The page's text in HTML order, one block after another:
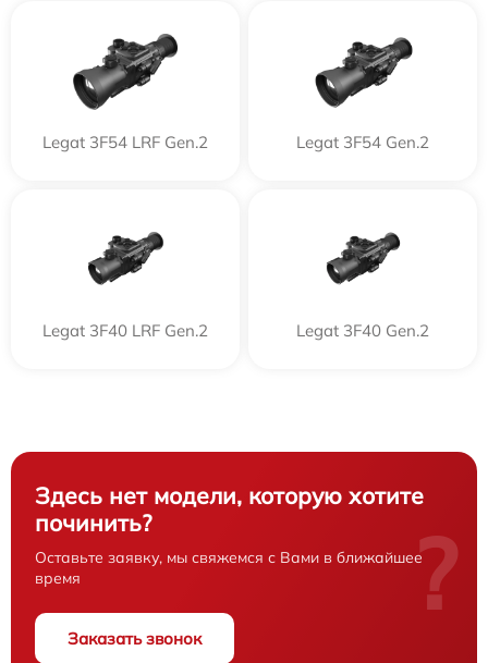
Legat 3F54 LRF Gen.2 Legat 3F54 Gen.2
Legat 3F40 LRF Gen.2 Legat 3F40 Gen.2
Здесь нет модели, которую хотите
починить?
Оставьте заявку, мы свяжемся с Вами в ближайшее
время
Заказать звонок
?